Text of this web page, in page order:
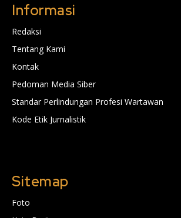
Informasi
Redaksi
Tentang Kami
Kontak
Pedoman Media Siber
Standar Perlindungan Profesi Wartawan
Kode Etik Jurnalistik
Sitemap
Foto